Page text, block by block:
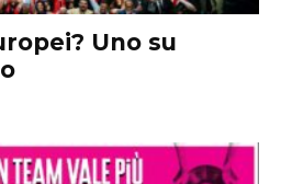
Uno su